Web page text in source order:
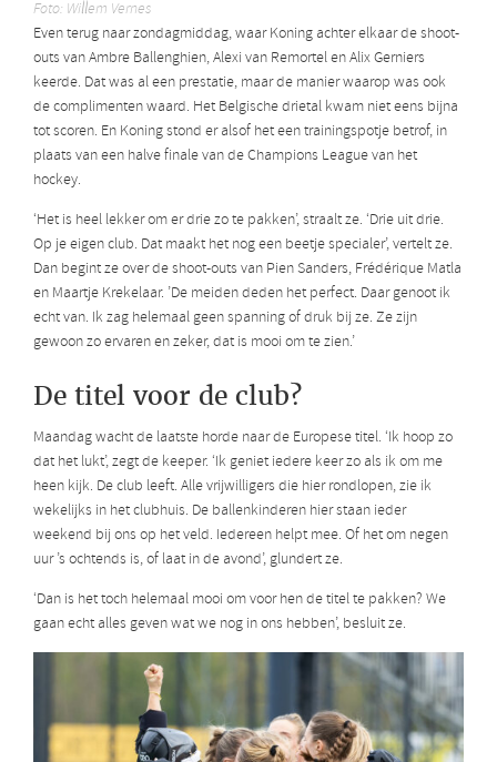
Foto: Willem Vernes
Even terug naar zondagmiddag, waar Koning achter elkaar de shoot-
outs van Ambre Ballenghien, Alexi van Remortel en Alix Gerniers
keerde. Dat was al een prestatie, maar de manier waarop was ook
de complimenten waard. Het Belgische drietal kwam niet eens bijna
tot scoren. En Koning stond er alsof het een trainingspotje betrof, in
plaats van een halve finale van de Champions League van het
hockey.
‘Het is heel lekker om er drie zo te pakken’, straalt ze. ‘Drie uit drie.
Op je eigen club. Dat maakt het nog een beetje specialer’, vertelt ze.
Dan begint ze over de shoot-outs van Pien Sanders, Frédérique Matla
en Maartje Krekelaar. ’De meiden deden het perfect. Daar genoot ik
echt van. Ik zag helemaal geen spanning of druk bij ze. Ze zijn
gewoon zo ervaren en zeker, dat is mooi om te zien.’
De titel voor de club?
Maandag wacht de laatste horde naar de Europese titel. ‘Ik hoop zo
dat het lukt’, zegt de keeper. ‘Ik geniet iedere keer zo als ik om me
heen kijk. De club leeft. Alle vrijwilligers die hier rondlopen, zie ik
wekelijks in het clubhuis. De ballenkinderen hier staan ieder
weekend bij ons op het veld. Iedereen helpt mee. Of het om negen
uur ’s ochtends is, of laat in de avond’, glundert ze.
‘Dan is het toch helemaal mooi om voor hen de titel te pakken? We
gaan echt alles geven wat we nog in ons hebben’, besluit ze.